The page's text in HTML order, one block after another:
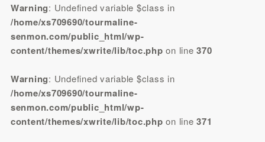
Warning: Undefined variable $class in
/home/xs709690/tourmaline-
senmon.com/public_html/wp-
content/themes/xwrite/lib/toc.php on line370
Warning: Undefined variable $class in
/home/xs709690/tourmaline-
senmon.com/public_html/wp-
content/themes/xwrite/lib/toc.php on line371